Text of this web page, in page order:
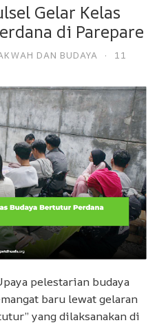
Gelar Kelas
di Parepare
DAN BUDAYA ·
11
pelestarian budaya
baru lewat gelaran
yang dilaksanakan di